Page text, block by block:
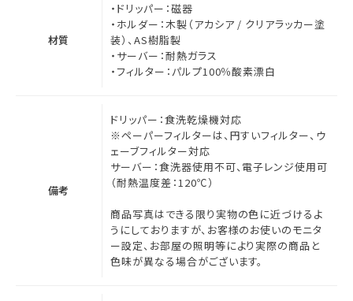
材質
・ドリッパー：磁器
・ホルダー：木製（アカシア / クリアラッカー塗
装）、AS樹脂製
・サーバー：耐熱ガラス
・フィルター：パルプ100％酸素漂白
備考
ドリッパー：食洗乾燥機対応
※ペーパーフィルターは、円すいフィルター、ウ
ェーブフィルター対応
サーバー：食洗器使用不可、電子レンジ使用可
（耐熱温度差：120℃）
商品写真はできる限り実物の色に近づけるよ
うにしておりますが、お客様のお使いのモニタ
ー設定、お部屋の照明等により実際の商品と
色味が異なる場合がございます。